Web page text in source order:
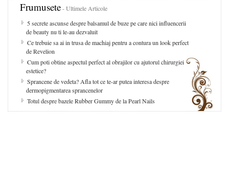
Frumusete- Ultimele Articole
5 secrete ascunse despre balsamul de buze pe care nici influencerii
de beauty nu ti le-au dezvaluit
Ce trebuie sa ai in trusa de machiaj pentru a contura un look perfect
de Revelion
Cum poti obtine aspectul perfect al obrajilor cu ajutorul chirurgiei
estetice?
Sprancene de vedeta? Afla tot ce te-ar putea interesa despre
dermopigmentarea sprancenelor
Totul despre bazele Rubber Gummy de la Pearl Nails